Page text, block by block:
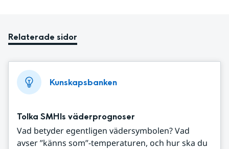
Relaterade sidor
Kunskapsbanken
Tolka SMHIs väderprognoser
Vad betyder egentligen vädersymbolen? Vad
avser ”känns som”-temperaturen, och hur ska du